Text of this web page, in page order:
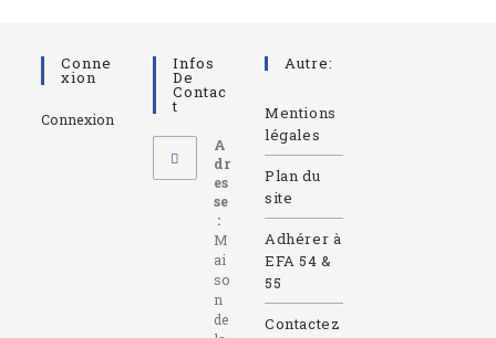
Conne
Xion
Connexion
Infos
De
Contac
T
A
dr
es
se
:
M
ai
so
n
de
Autre:
Mentions
légales
Plan du
site
Adhérer à
EFA 54 &
55
Contactez